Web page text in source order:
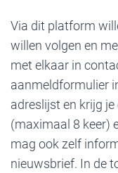
Via dit platform
willen volgen en
met elkaar in
aanmeldformulier
adreslijst en krijg
(maximaal 8 keer)
mag ook zelf
nieuwsbrief. In de